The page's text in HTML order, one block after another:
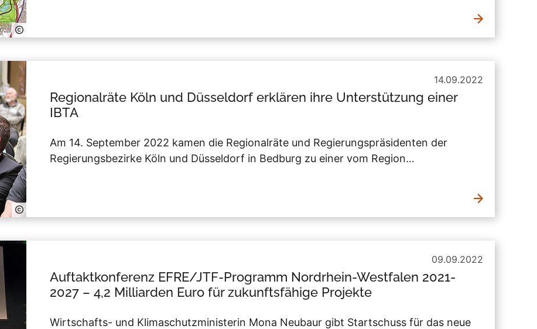
14.09.2022
Regionalräte Köln und Düsseldorf erklären ihre Unterstützung einer
IBTA
Am 14. September 2022 kamen die Regionalräte und Regierungspräsidenten der
Regierungsbezirke Köln und Düsseldorf in Bedburg zu einer vom Region…
09.09.2022
Auftaktkonferenz EFRE/JTF-Programm Nordrhein-Westfalen 2021-
2027 – 4,2 Milliarden Euro für zukunftsfähige Projekte
Wirtschafts- und Klimaschutzministerin Mona Neubaur gibt Startschuss für das neue